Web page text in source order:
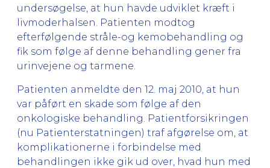
undersøgelse, at hun havde udviklet kræft i
livmoderhalsen. Patienten modtog
efterfølgende stråle-og kemobehandling og
fik som følge af denne behandling gener fra
urinvejene og tarmene.
Patienten anmeldte den 12. maj 2010, at hun
var påført en skade som følge af den
onkologiske behandling. Patientforsikringen
(nu Patienterstatningen) traf afgørelse om, at
komplikationerne i forbindelse med
behandlingen ikke gik ud over, hvad hun med